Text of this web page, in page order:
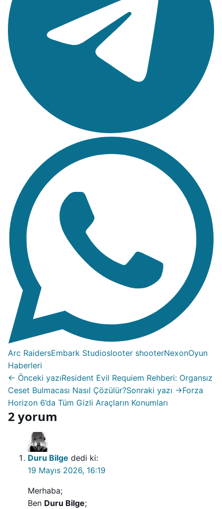
Arc RaidersEmbark Studioslooter shooterNexonOyun
Haberleri
← Önceki yazıResident Evil Requiem Rehberi: Organsız
Ceset Bulmacası Nasıl Çözülür?Sonraki yazı →Forza
Horizon 6’da Tüm Gizli Araçların Konumları
2 yorum
Duru Bilge dedi ki:
19 Mayıs 2026, 16:19
Merhaba;
Ben Duru Bilge;